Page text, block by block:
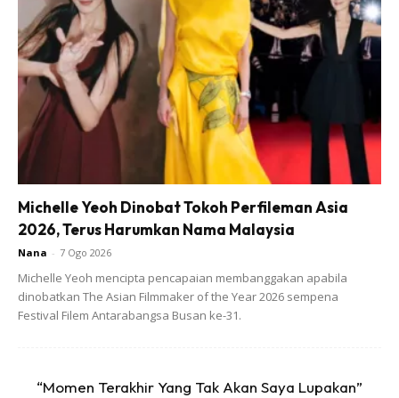
apa khabar? Daddy rindu akak tak?” sehingga pengacara
tersebut bingung.
Michelle Yeoh Dinobat Tokoh Perfileman Asia
2026, Terus Harumkan Nama Malaysia
Nana - 7 Ogo 2026
Michelle Yeoh mencipta pencapaian membanggakan apabila
dinobatkan The Asian Filmmaker of the Year 2026 sempena
Festival Filem Antarabangsa Busan ke-31.
“Momen Terakhir Yang Tak Akan Saya Lupakan”